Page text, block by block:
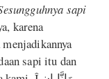
sapi
karena
sapi itu dan